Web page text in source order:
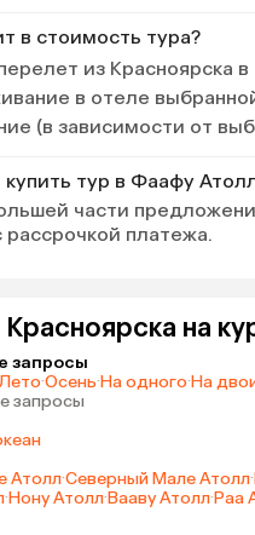
в стоимость тура?
из Красноярска
в отеле
(в зависимости от
тур в Фаафу
части
рассрочкой платежа.
Красноярска на
запросы
·Осень·На одного·На
запросы
Атолл·Северный Мале Атолл·
·Нону Атолл·Вааву Атолл·Раа